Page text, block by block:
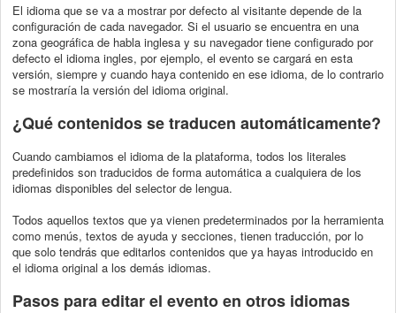
El idioma que se va a mostrar por defecto al visitante depende de la
configuración de cada navegador. Si el usuario se encuentra en una
zona geográfica de habla inglesa y su navegador tiene configurado por
defecto el idioma ingles, por ejemplo, el evento se cargará en esta
versión, siempre y cuando haya contenido en ese idioma, de lo contrario
se mostraría la versión del idioma original.
¿Qué contenidos se traducen automáticamente?
Cuando cambiamos el idioma de la plataforma, todos los literales
predefinidos son traducidos de forma automática a cualquiera de los
idiomas disponibles del selector de lengua.
Todos aquellos textos que ya vienen predeterminados por la herramienta
como menús, textos de ayuda y secciones, tienen traducción, por lo
que solo tendrás que editarlos contenidos que ya hayas introducido en
el idioma original a los demás idiomas.
Pasos para editar el evento en otros idiomas